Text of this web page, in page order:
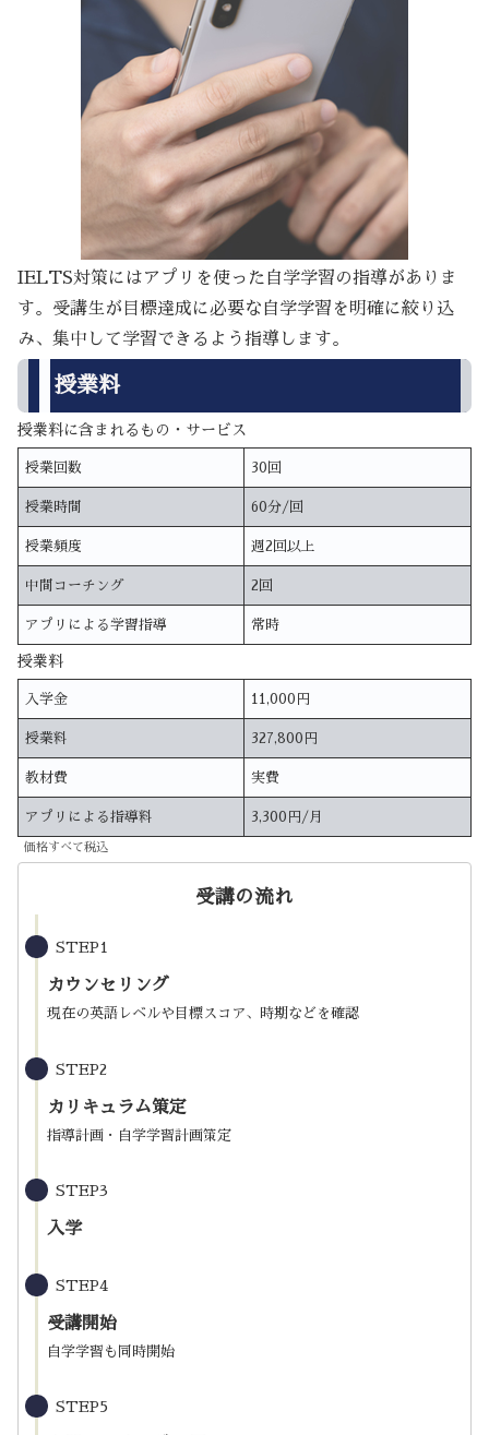
IELTS対策にはアプリを使った自学学習の指導がありま
す。受講生が目標達成に必要な自学学習を明確に絞り込
み、集中して学習できるよう指導します。
授業料
授業料に含まれるもの・サービス
授業回数 30回
授業時間 60分/回
授業頻度 週2回以上
中間コーチング 2回
アプリによる学習指導 常時
授業料
入学金 11,000円
授業料 327,800円
教材費 実費
アプリによる指導料 3,300円/月
価格すべて税込
受講の流れ
STEP1
カウンセリング
現在の英語レベルや目標スコア、時期などを確認
STEP2
カリキュラム策定
指導計画・自学学習計画策定
STEP3
入学
STEP4
受講開始
自学学習も同時開始
STEP5